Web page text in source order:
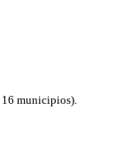
16 municipios).